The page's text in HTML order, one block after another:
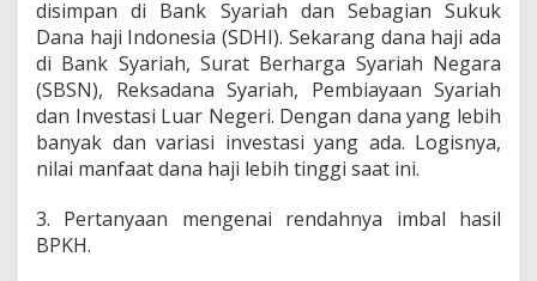
disimpan di Bank Syariah dan Sebagian Sukuk
Dana haji Indonesia (SDHI). Sekarang dana haji ada
di Bank Syariah, Surat Berharga Syariah Negara
(SBSN), Reksadana Syariah, Pembiayaan Syariah
dan Investasi Luar Negeri. Dengan dana yang lebih
banyak dan variasi investasi yang ada. Logisnya,
nilai manfaat dana haji lebih tinggi saat ini.
3. Pertanyaan mengenai rendahnya imbal hasil
BPKH.